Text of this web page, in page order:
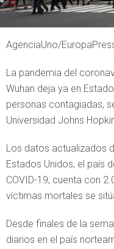
AgenciaUno/
La pandemia del
Wuhan deja ya en
personas contagiadas,
Universidad Johns
Los datos actualizados
Estados Unidos, el país
COVID-19, cuenta con
víctimas mortales se
Desde finales de la
diarios en el país